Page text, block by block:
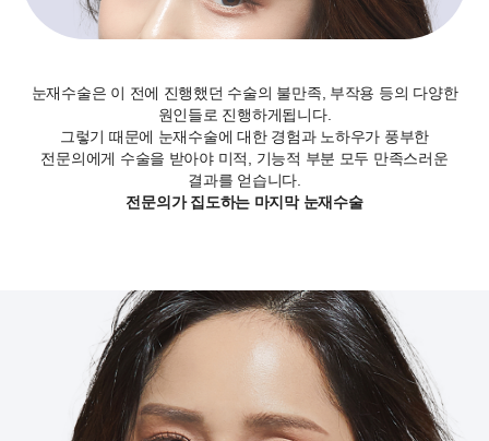
눈재수술은 이 전에 진행했던 수술의 불만족, 부작용 등의 다양한
원인들로 진행하게됩니다.
그렇기 때문에 눈재수술에 대한 경험과 노하우가 풍부한
전문의에게 수술을 받아야 미적, 기능적 부분 모두 만족스러운
결과를 얻습니다.
전문의가 집도하는 마지막 눈재수술